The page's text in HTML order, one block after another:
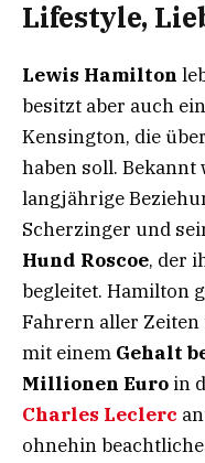
Lifestyle,
Lewis Hamilton
besitzt aber auch
Kensington, die über
haben soll.
langjährige
Scherzinger und
Hund Roscoe, der
begleitet. Hamilton
Fahrern aller Zeiten
mit einem Gehalt
Millionen Euro in
Charles Leclerc
ohnehin